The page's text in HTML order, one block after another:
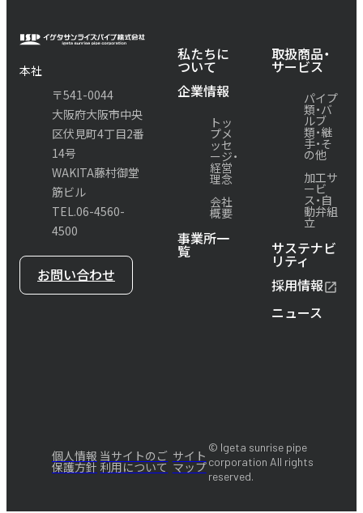
本社
〒541-0044
大阪府大阪市中央
区伏見町4丁目2番
14号
WAKITA藤村御堂
筋ビル
TEL.06-4560-
4500
お問い合わせ
私たちに
ついて
企業情報
トッ
プメ
ッセ
ージ・
経営
理念
会社
概要
事業所一
覧
取扱商品・
サービス
パイプ
類・バ
ルブ
類・継
手・そ
の他
加工サ
ービ
ス・ 自
動弁組
立
サステナビ
リティ
採用情報
ニュース
個人情報
保護方針
当サイトのご
利用について
サイト
マップ
© Igeta sunrise pipe
corporation All rights
reserved.